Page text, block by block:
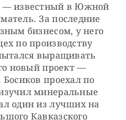
— известный в Южной
За последние
бизнесом, у него
по производству
выращивать
новый проект —
проехал по
минеральные
один из лучших на
Кавказского